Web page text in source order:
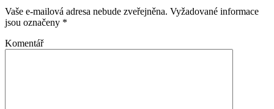
Vaše e-mailová adresa nebude zveřejněna. Vyžadované informace
jsou označeny *
Komentář